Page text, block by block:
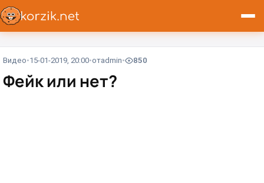
Видео 15-01-2019, 20:00 отadmin 850
Фейк или нет?